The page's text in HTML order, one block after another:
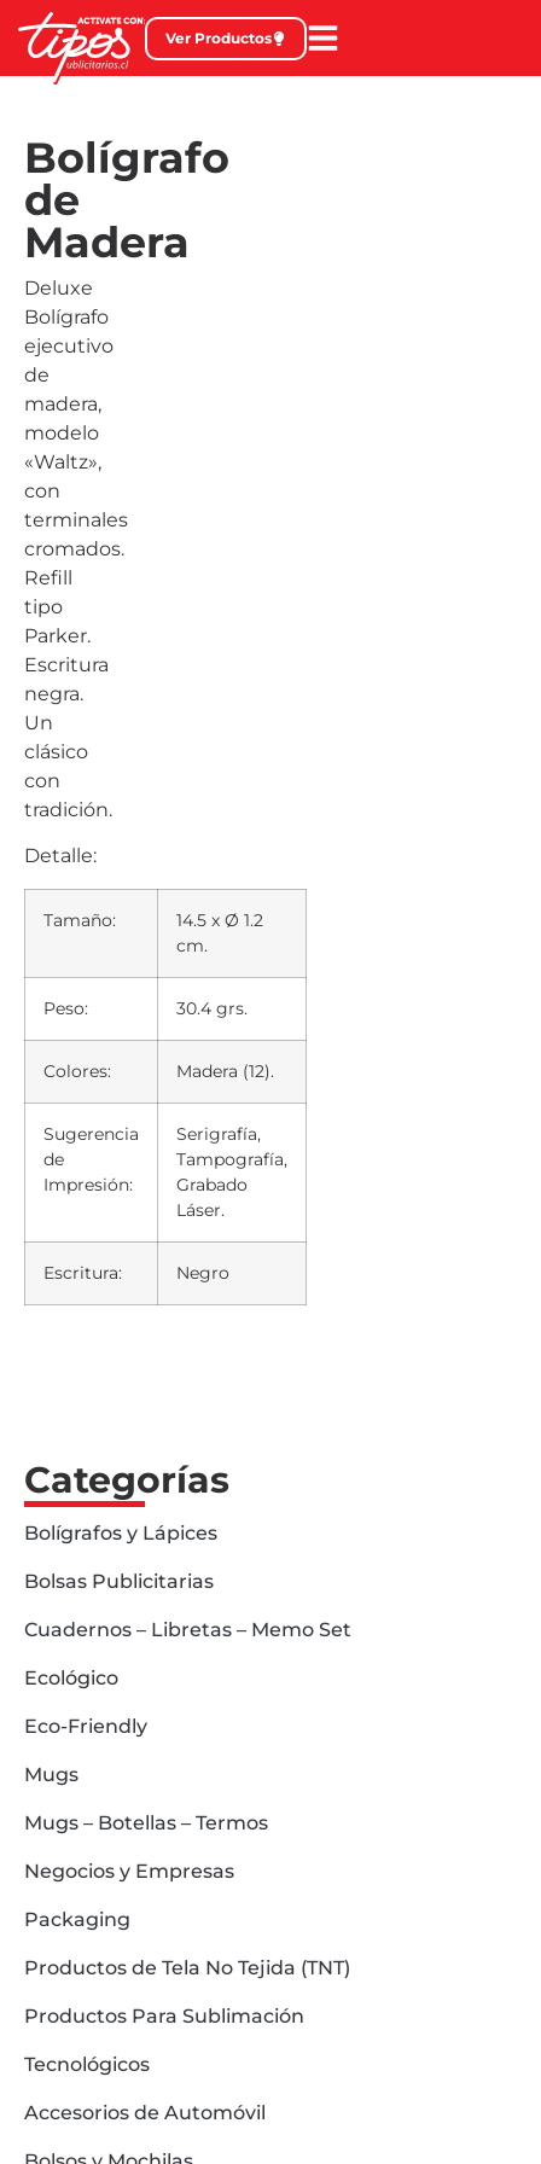
Ver Productos
Bolígrafo
de
Madera
Deluxe
Bolígrafo
ejecutivo
de
madera,
modelo
«Waltz»,
con
terminales
cromados.
Refill
tipo
Parker.
Escritura
negra.
Un
clásico
con
tradición.
Detalle:
Tamaño:
14.5 x Ø 1.2
cm.
Peso: 30.4 grs.
Colores: Madera (12).
Sugerencia
de
Impresión:
Serigrafía,
Tampografía,
Grabado
Láser.
Escritura: Negro
Categorías
Bolígrafos y Lápices
Bolsas Publicitarias
Cuadernos – Libretas – Memo Set
Ecológico
Eco-Friendly
Mugs
Mugs – Botellas – Termos
Negocios y Empresas
Packaging
Productos de Tela No Tejida (TNT)
Productos Para Sublimación
Tecnológicos
Accesorios de Automóvil